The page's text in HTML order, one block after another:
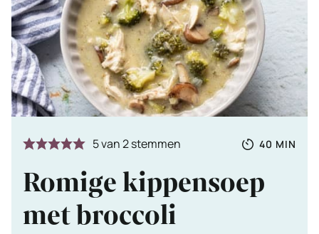
5van2stemmen
Totale
40 MIN
Romige kippensoep
met broccoli